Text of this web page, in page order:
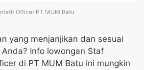
Officer PT MUM Batu
yang menjanjikan dan sesuai
Info lowongan Staf
di PT MUM Batu ini mungkin